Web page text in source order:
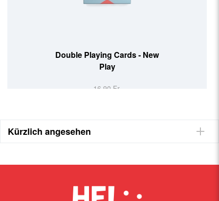
Double Playing Cards - New
Play
16,90 Fr.
Kürzlich angesehen